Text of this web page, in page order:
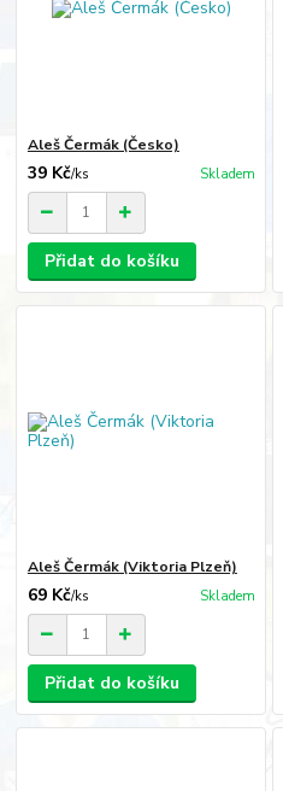
Aleš Čermák (Česko)
39 Kč/ks Skladem
Přidat do košíku
Aleš Čermák (Viktoria Plzeň)
69 Kč/ks Skladem
Přidat do košíku